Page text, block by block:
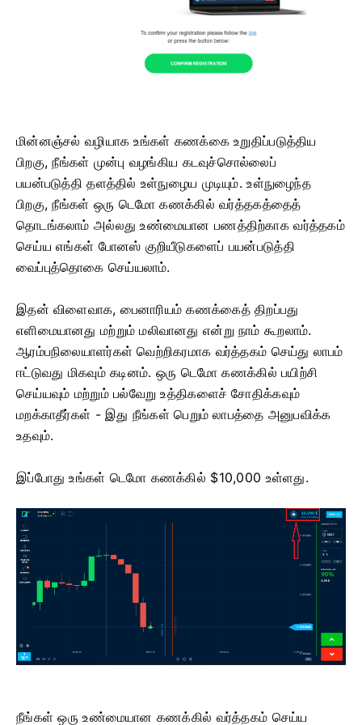
மின்னஞ்சல் வழியாக உங்கள் கணக்கை உறுதிப்படுத்திய
பிறகு, நீங்கள் முன்பு வழங்கிய கடவுச்சொல்லைப்
பயன்படுத்தி தளத்தில் உள்நுழைய முடியும். உள்நுழைந்த
பிறகு, நீங்கள் ஒரு டெமோ கணக்கில் வர்த்தகத்தைத்
தொடங்கலாம் அல்லது உண்மையான பணத்திற்காக வர்த்தகம்
செய்ய எங்கள் போனஸ் குறியீடுகளைப் பயன்படுத்தி
வைப்புத்தொகை செய்யலாம்.
இதன் விளைவாக, பைனாரியம் கணக்கைத் திறப்பது
எளிமையானது மற்றும் மலிவானது என்று நாம் கூறலாம்.
ஆரம்பநிலையாளர்கள் வெற்றிகரமாக வர்த்தகம் செய்து லாபம்
ஈட்டுவது மிகவும் கடினம். ஒரு டெமோ கணக்கில் பயிற்சி
செய்யவும் மற்றும் பல்வேறு உத்திகளைச் சோதிக்கவும்
மறக்காதீர்கள் - இது நீங்கள் பெறும் லாபத்தை அனுபவிக்க
உதவும்.
இப்போது உங்கள் டெமோ கணக்கில் $10,000 உள்ளது.
நீங்கள் ஒரு உண்மையான கணக்கில் வர்த்தகம் செய்ய